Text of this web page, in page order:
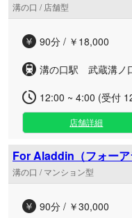
溝の口 / 店舗型
90分 / ￥18,000
溝の口駅 武蔵溝ノ
12:00 ~ 4:00 (受付
店舗詳細
For Aladdin（フォー
溝の口 / マンション型
90分 / ￥30,000